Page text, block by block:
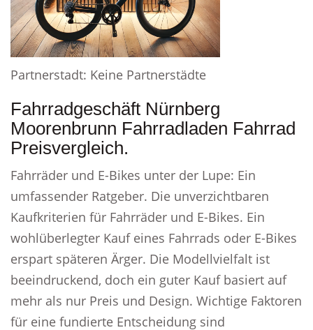
Partnerstadt: Keine Partnerstädte
Fahrradgeschäft Nürnberg
Moorenbrunn Fahrradladen Fahrrad
Preisvergleich.
Fahrräder und E-Bikes unter der Lupe: Ein
umfassender Ratgeber. Die unverzichtbaren
Kaufkriterien für Fahrräder und E-Bikes. Ein
wohlüberlegter Kauf eines Fahrrads oder E-Bikes
erspart späteren Ärger. Die Modellvielfalt ist
beeindruckend, doch ein guter Kauf basiert auf
mehr als nur Preis und Design. Wichtige Faktoren
für eine fundierte Entscheidung sind